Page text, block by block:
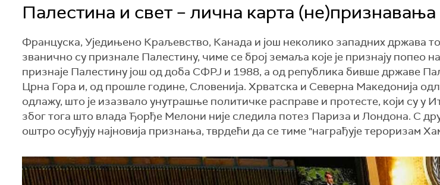
Палестина и свет – лична карта (не)признавања
Француска, Уједињено Краљевство, Канада и још неколико западних држава
званично су признале Палестину, чиме се број земаља које је признају попео
признаје Палестину још од доба СФРЈ и 1988, а од република бивше државе
Црна Гора и, од прошле године, Словенија. Хрватска и Северна Македонија
одлажу, што је изазвало унутрашње политичке расправе и протесте, који су у
због тога што влада Ђорђе Мелони није следила потез Париза и Лондона. С
оштро осуђују најновија признања, тврдећи да се тиме "награђује тероризам